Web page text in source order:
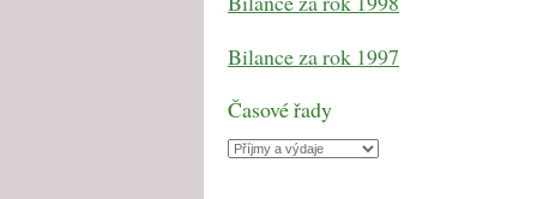
Bilance za rok 1997
Časové řady